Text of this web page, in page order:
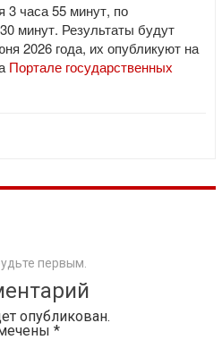
3 часа 55 минут, по
минут. Результаты будут
2026 года, их опубликуют на
Портале государственных
первым.
опубликован.
*